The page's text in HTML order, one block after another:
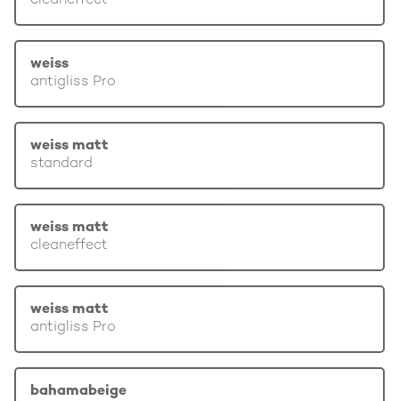
weiss
antigliss Pro
weiss matt
standard
weiss matt
cleaneffect
weiss matt
antigliss Pro
bahamabeige